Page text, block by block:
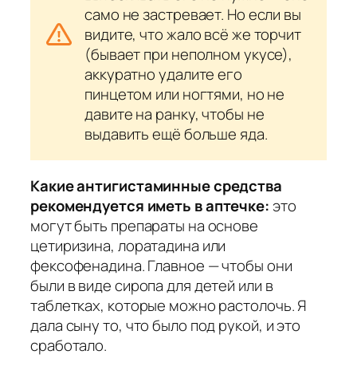
само не застревает. Но если вы
видите, что жало всё же торчит
(бывает при неполном укусе),
аккуратно удалите его
пинцетом или ногтями, но не
давите на ранку, чтобы не
выдавить ещё больше яда.
Какие антигистаминные средства
рекомендуется иметь в аптечке:это
могут быть препараты на основе
цетиризина, лоратадина или
фексофенадина. Главное — чтобы они
были в виде сиропа для детей или в
таблетках, которые можно растолочь. Я
дала сыну то, что было под рукой, и это
сработало.